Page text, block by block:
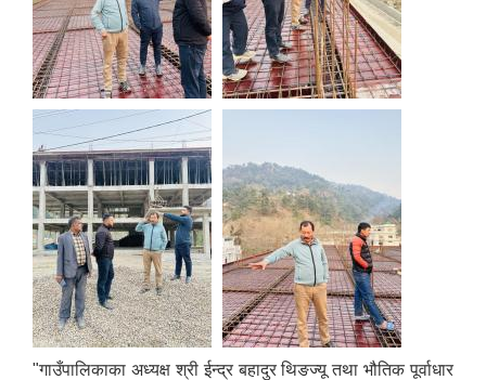
"गाउँपालिकाका अध्यक्ष श्री ईन्द्र बहादुर थिङज्यू तथा भौतिक पूर्वाधार